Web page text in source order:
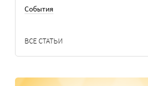
События
ВСЕ СТАТЬИ